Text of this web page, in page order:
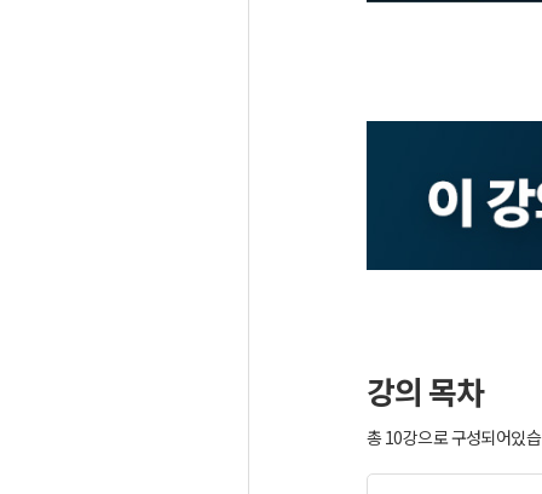
강의 목차
총 10강으로 구성되어있